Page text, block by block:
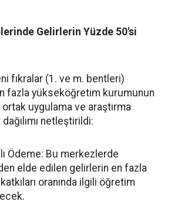
Gelirlerin Yüzde 50'si
fıkralar (1. ve m. bentleri)
fazla yükseköğretim kurumunun
uygulama ve araştırma
netleştirildi:
Ödeme: Bu merkezlerde
elde edilen gelirlerin en fazla
oranında ilgili öğretim